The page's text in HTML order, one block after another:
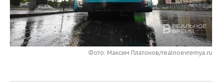
НЕФТЕХИМИЯ
НЕФТЬ
ОПК
РОЗНИЧНАЯ ТОРГОВЛЯ
ТРАНСПОРТ
НОВОСТИ ТЕХНОЛОГИЙ
IT
МЕРОПРИЯТИЯ
НОВОСТИ МЕРОПРИЯТИЙ
СПОРТ
Фото: Максим Платонов/realnoevremya.ru